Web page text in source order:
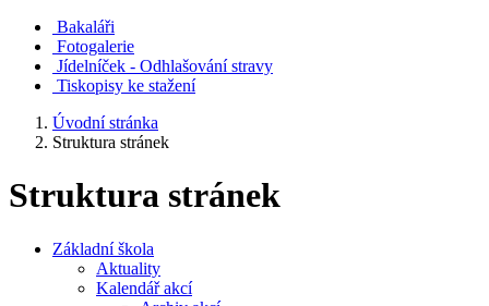
Bakaláři
Fotogalerie
Jídelníček - Odhlašování stravy
Tiskopisy ke stažení
Úvodní stránka
Struktura stránek
Struktura stránek
Základní škola
Aktuality
Kalendář akcí